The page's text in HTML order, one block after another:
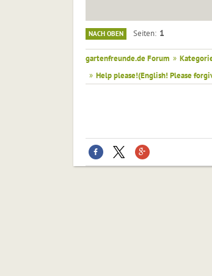
NACH OBEN Seiten 1
gartenfreunde.de Forum »
» Help please!(English! Please